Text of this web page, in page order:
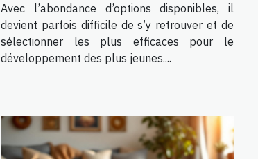
Avec l’abondance d’options disponibles, il
devient parfois difficile de s’y retrouver et de
sélectionner les plus efficaces pour le
développement des plus jeunes....